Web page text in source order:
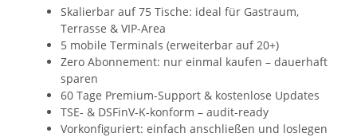
Skalierbar auf 75 Tische: ideal für Gastraum,
Terrasse & VIP-Area
5 mobile Terminals (erweiterbar auf 20+)
Zero Abonnement: nur einmal kaufen – dauerhaft
sparen
60 Tage Premium-Support & kostenlose Updates
TSE- & DSFinV-K-konform – audit-ready
Vorkonfiguriert: einfach anschließen und loslegen